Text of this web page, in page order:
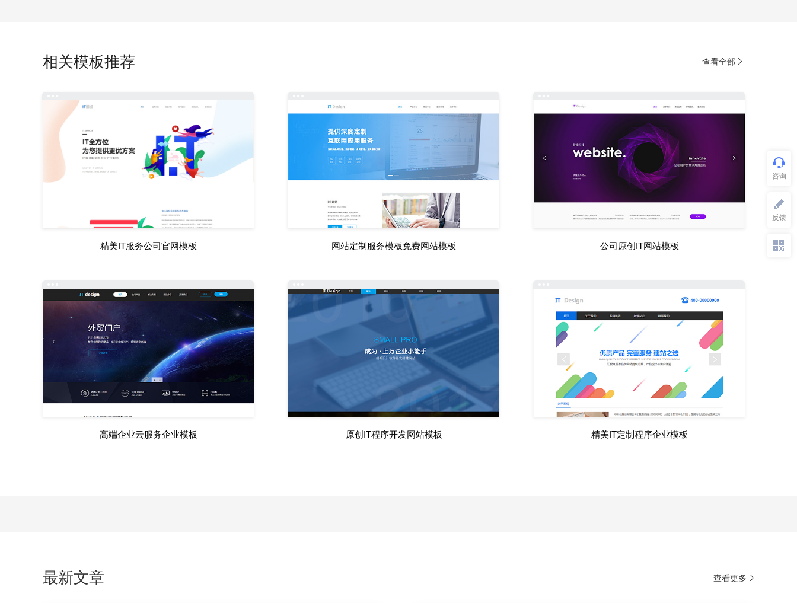
相关模板推荐 查看全部
精美IT服务公司官网模板 网站定制服务模板免费网站模板 公司原创IT网站模板
高端企业云服务企业模板 原创IT程序开发网站模板 精美IT定制程序企业模板
最新文章 查看更多